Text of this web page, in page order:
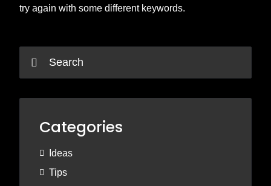
try again with some different keywords.
Categories
Ideas
Tips